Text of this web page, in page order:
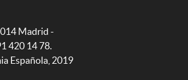
Madrid -
420 14 78.
Española, 2019